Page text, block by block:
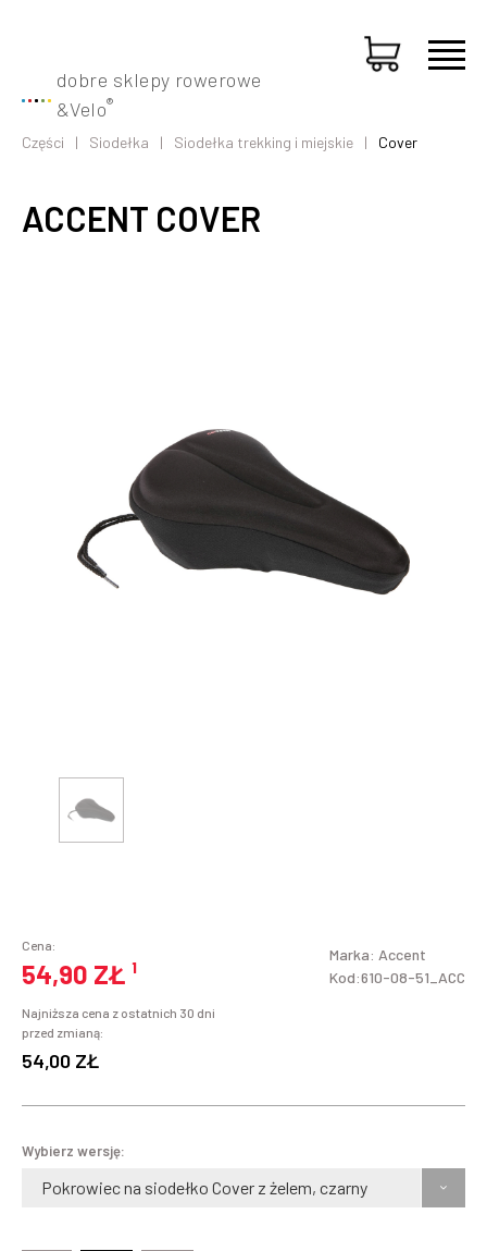
dobre sklepy rowerowe
&Velo®
Części Siodełka Siodełka trekking i miejskie Cover
ACCENT COVER
Cena:
54,90 ZŁ ¹
Najniższa cena z ostatnich 30 dni
przed zmianą:
54,00 ZŁ
Marka: Accent
Kod:610-08-51_ACC
Wybierz wersję:
Pokrowiec na siodełko Cover z żelem, czarny